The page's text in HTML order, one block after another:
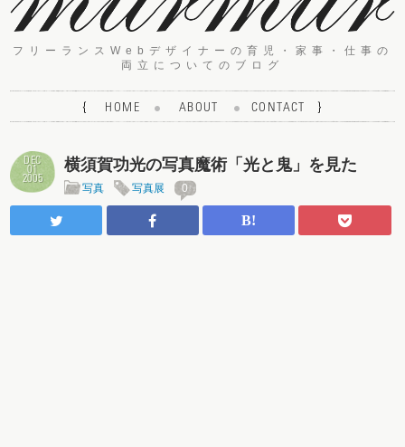
フリーランスWebデザイナーの育児・家事・仕事の
両立についてのブログ
{ HOME ABOUT CONTACT }
DEC
01
2005
横須賀功光の写真魔術「光と鬼」を見た
写真 写真展 0